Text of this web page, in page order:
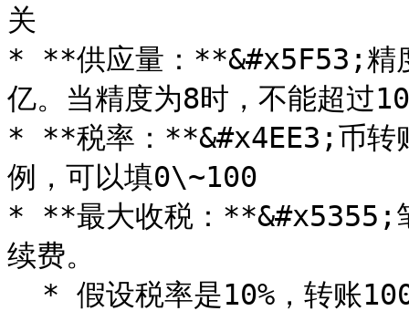
关
* **供应量：**&#x5F53;精
亿。当精度为8时，不能超过
* **税率：**&#x4EE3;币转
例，可以填0\~100
* **最大收税：**&#x5355;
续费。